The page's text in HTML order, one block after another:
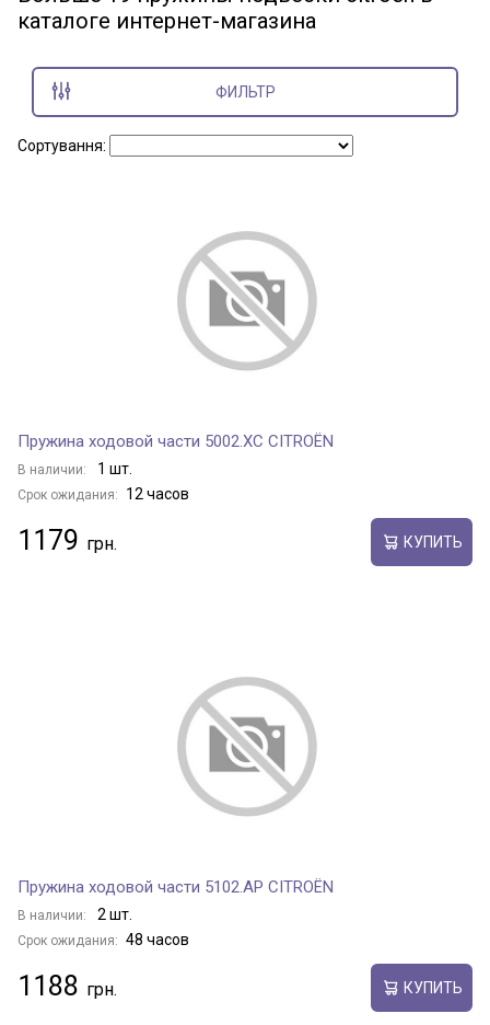
Great Wall
Hummer
Tesla
Показать все марки
каталоге интернет-магазина
ФИЛЬТР
Сортування:
Пружина ходовой части 5002.XC CITROËN
В наличии: 1 шт.
Срок ожидания: 12 часов
1179 КУПИТЬ
Пружина ходовой части 5102.AP CITROËN
В наличии: 2 шт.
Срок ожидания: 48 часов
1188 КУПИТЬ